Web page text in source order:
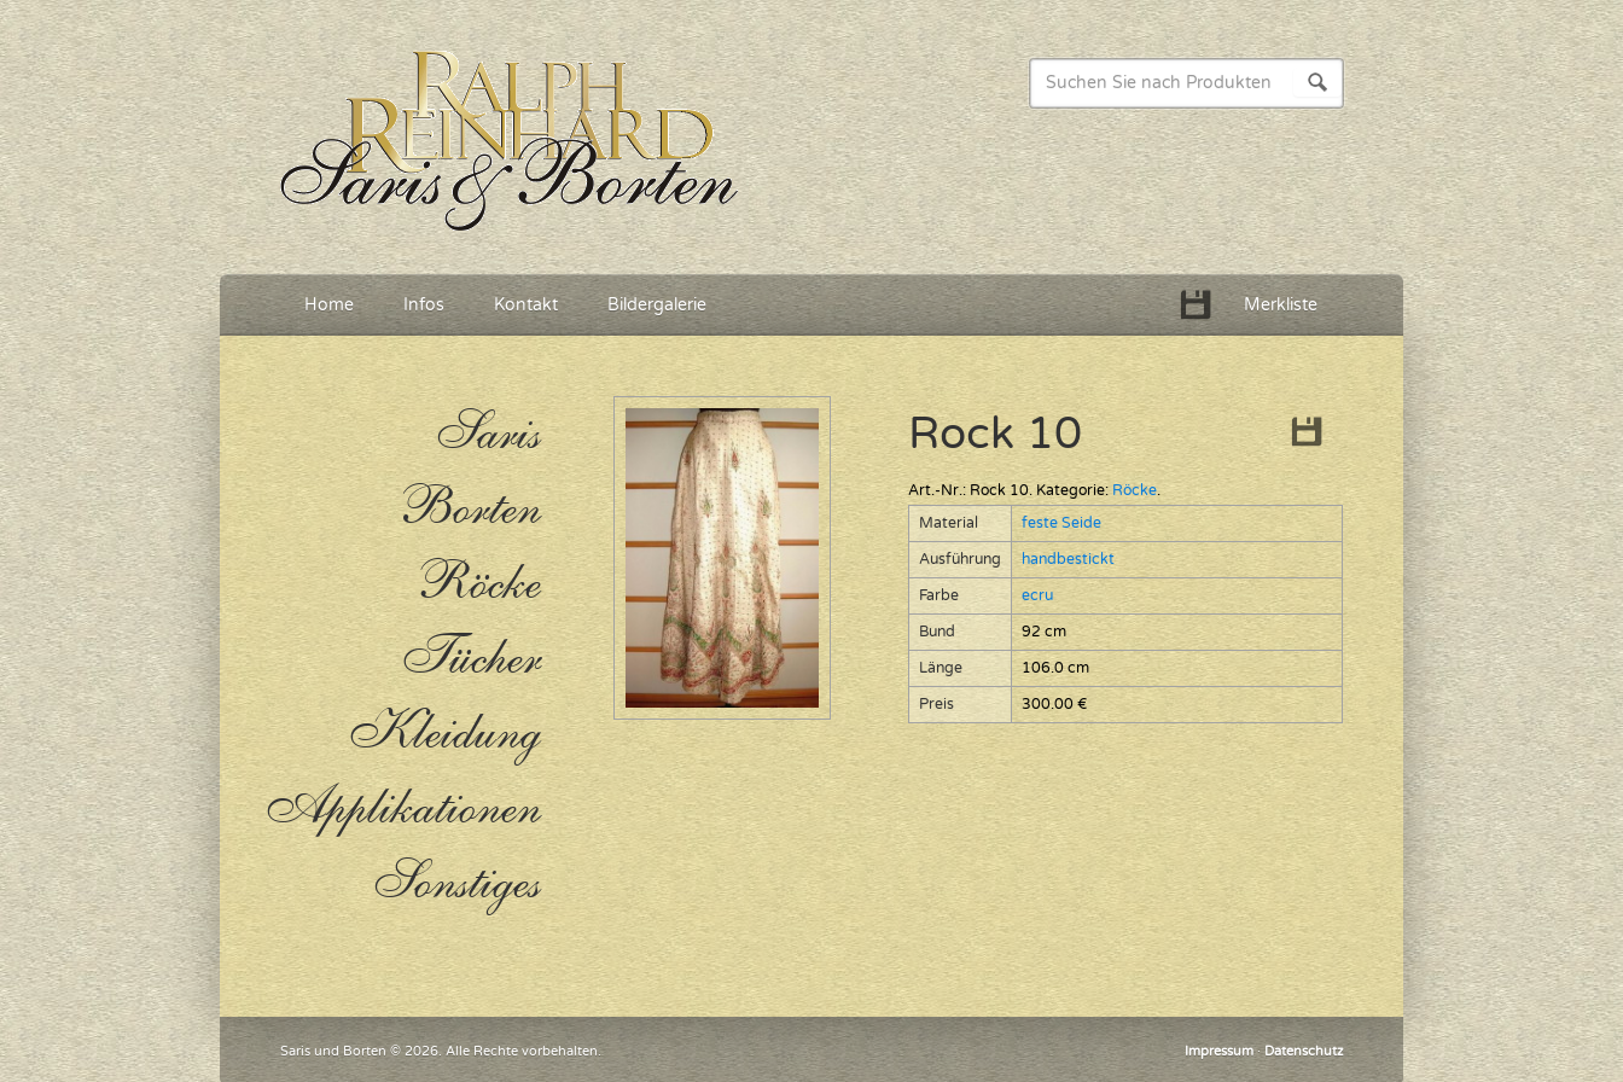
Home Infos Kontakt Bildergalerie Merkliste
Rock 10
Art.-Nr.: Rock 10. Kategorie: Röcke.
Material
feste Seide
Ausführung
handbestickt
Farbe
ecru
Bund
92 cm
Länge
106.0 cm
Preis
300.00 €
Saris
Borten
Röcke
Tücher
Kleidung
Applikationen
Sonstiges
Saris und Borten © 2026. Alle Rechte vorbehalten. Impressum·Datenschutz